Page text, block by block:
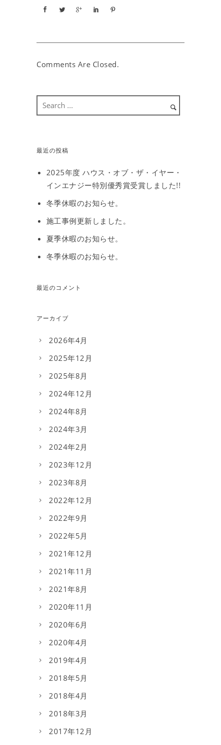
Comments Are Closed.
最近の投稿
2025年度 ハウス・オブ・ザ・イヤー・
インエナジー特別優秀賞受賞しました!!
冬季休暇のお知らせ。
施工事例更新しました。
夏季休暇のお知らせ。
冬季休暇のお知らせ。
最近のコメント
アーカイブ
2026年4月
2025年12月
2025年8月
2024年12月
2024年8月
2024年3月
2024年2月
2023年12月
2023年8月
2022年12月
2022年9月
2022年5月
2021年12月
2021年11月
2021年8月
2020年11月
2020年6月
2020年4月
2019年4月
2018年5月
2018年4月
2018年3月
2017年12月